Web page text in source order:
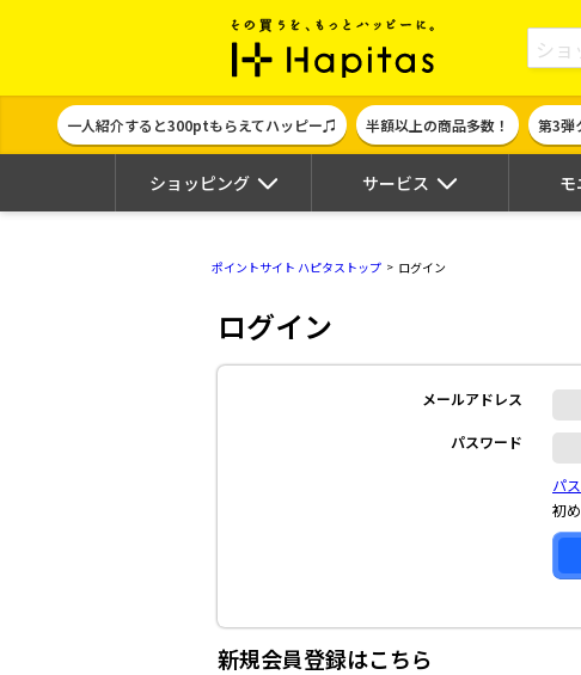
ポイント貯めて現金
一人紹介すると300ptもらえてハッピー♫ 半額以上の商品多数！ 第3弾
ショッピング サービス モ
ポイントサイト ハピタストップ ログイン
ログイン
メールアドレス
パスワード
パ
初
新規会員登録はこちら